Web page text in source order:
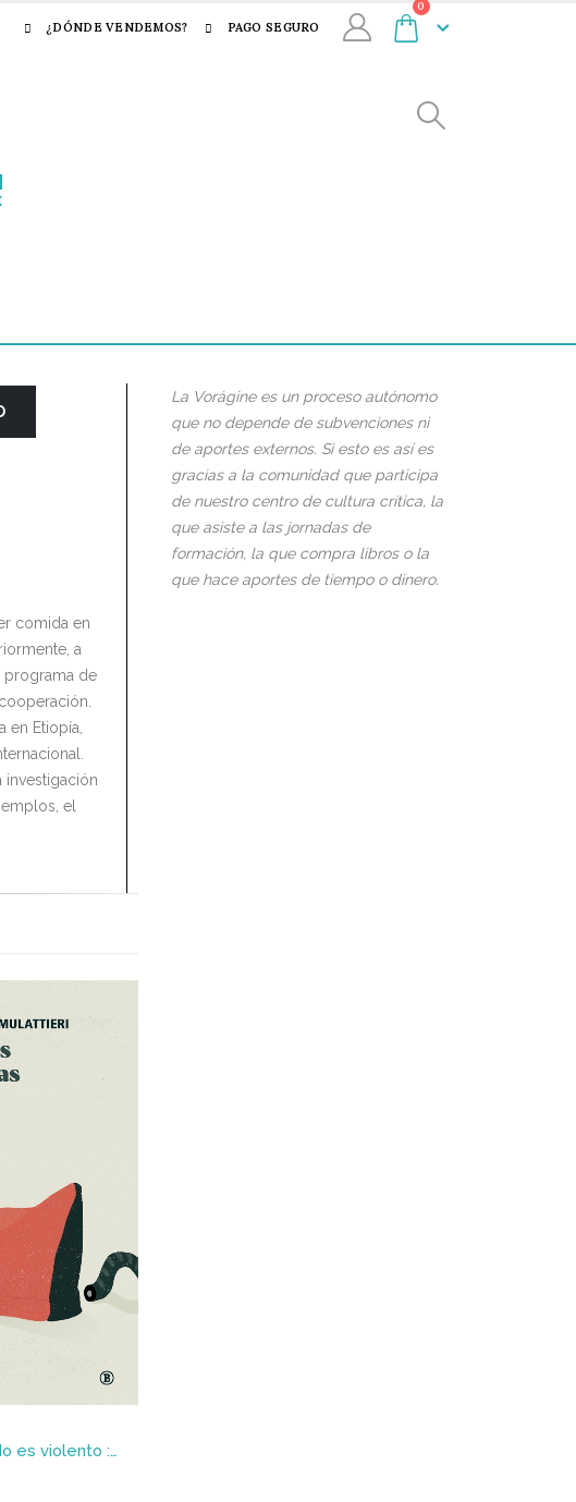
¿DÓNDE VENDEMOS? PAGO SEGURO
0
comida en
a
programa de
en Etiopía,
investigación
el
Cuando el estado es violento : Narrativas de violenca contra las mujeres y las disidencias sexuales
La Vorágine es un proceso autónomo
que no depende de subvenciones ni
de aportes externos. Si esto es así es
gracias a la comunidad que participa
de nuestro centro de cultura crítica, la
que asiste a las jornadas de
formación, la que compra libros o la
que hace aportes de tiempo o dinero.